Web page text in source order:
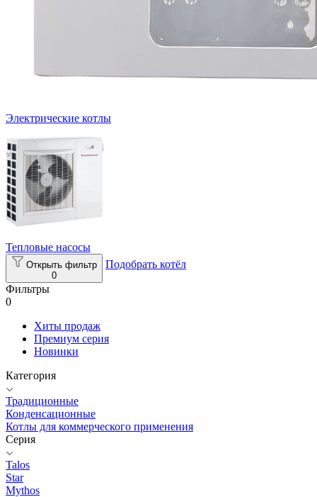
Электрические котлы
Тепловые насосы
Открыть фильтр
0
Подобрать котёл
Фильтры
0
Хиты продаж
Премиум серия
Новинки
Категория
Традиционные
Конденсационные
Котлы для коммерческого применения
Серия
Talos
Star
Mythos